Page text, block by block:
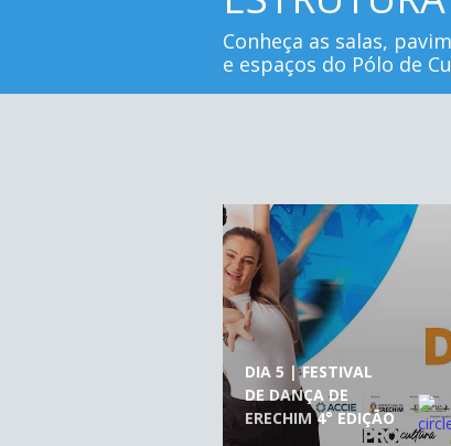
Conheça as salas,
e espaços do Pólo de
DIA 5 | FESTIVAL
DE DANÇA DE
ERECHIM 4° EDIÇÃO